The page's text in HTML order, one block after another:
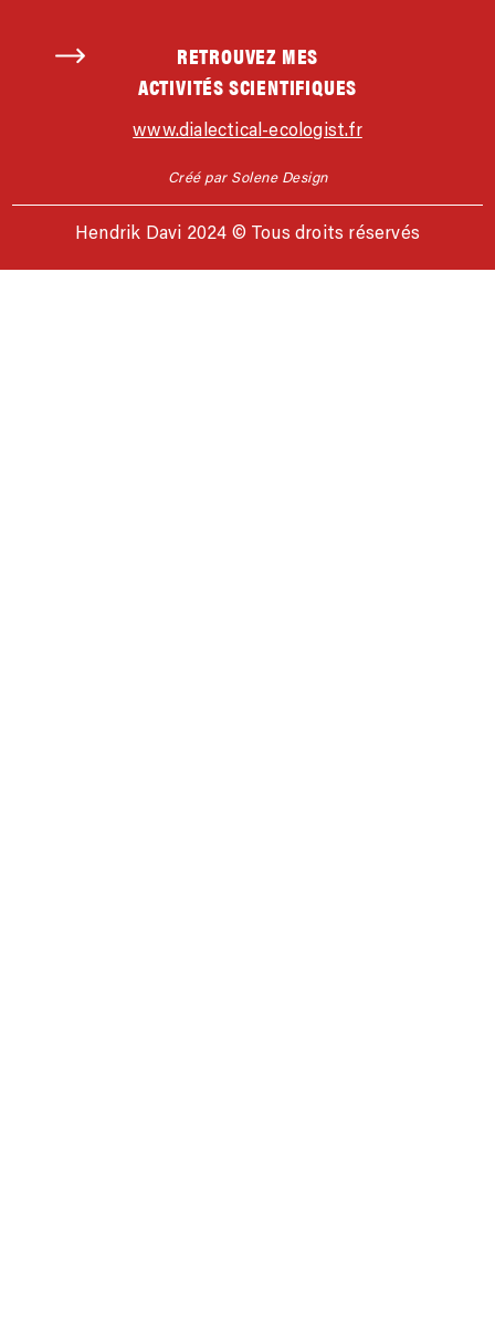
RETROUVEZ MES
ACTIVITÉS SCIENTIFIQUES
www.dialectical-ecologist.fr
Créé par Solene Design
Hendrik Davi 2024 © Tous droits réservés